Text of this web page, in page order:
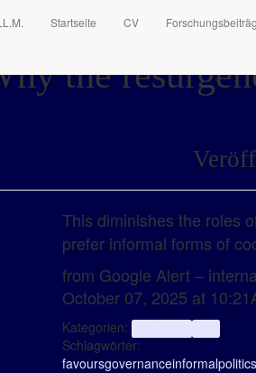
Startseite CV
the
This diminishes the roles
prefer informal forms of
from Google Alert –
October 07, 2025 at
Kategorien:
Schlagwörter:
favoursgovernanceinformalpolitics